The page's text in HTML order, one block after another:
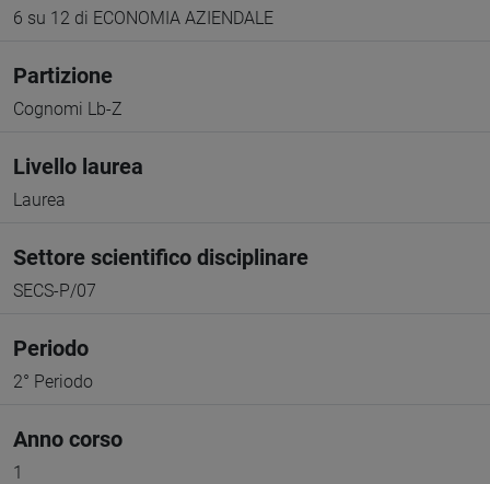
6 su 12 di ECONOMIA AZIENDALE
Partizione
Cognomi Lb-Z
Livello laurea
Laurea
Settore scientifico disciplinare
SECS-P/07
Periodo
2° Periodo
Anno corso
1